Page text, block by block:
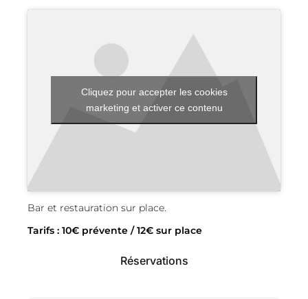
Cliquez pour accepter les cookies
marketing et activer ce contenu
Bar et restauration sur place.
Tarifs : 10€ prévente / 12€ sur place